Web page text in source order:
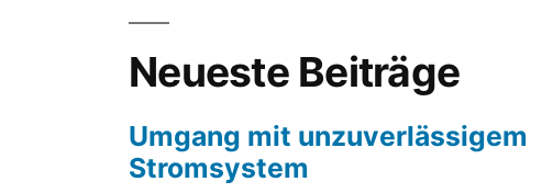
Neueste Beiträge
Umgang mit unzuverlässigem
Stromsystem